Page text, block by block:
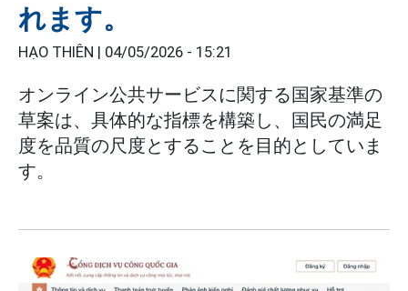
れます。
HẠO THIÊN | 04/05/2026 - 15:21
オンライン公共サービスに関する国家基準の
草案は、具体的な指標を構築し、国民の満足
度を品質の尺度とすることを目的としていま
す。